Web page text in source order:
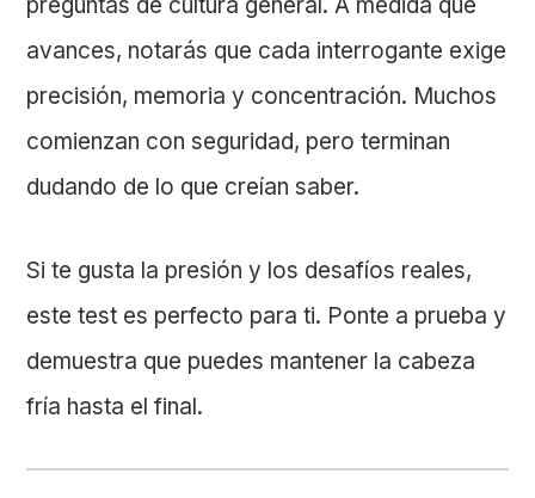
avances, notarás que cada interrogante exige
precisión, memoria y concentración. Muchos
comienzan con seguridad, pero terminan
dudando de lo que creían saber.
Si te gusta la presión y los desafíos reales,
este test es perfecto para ti. Ponte a prueba y
demuestra que puedes mantener la cabeza
fría hasta el final.